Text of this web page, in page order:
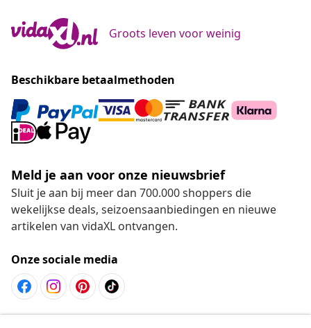
Groots leven voor weinig
Beschikbare betaalmethoden
Meld je aan voor onze nieuwsbrief
Sluit je aan bij meer dan 700.000 shoppers die
wekelijkse deals, seizoensaanbiedingen en nieuwe
artikelen van vidaXL ontvangen.
Onze sociale media